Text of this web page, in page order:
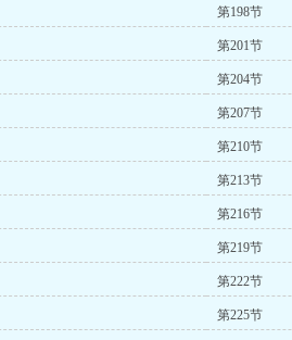
第198节
第201节
第204节
第207节
第210节
第213节
第216节
第219节
第222节
第225节